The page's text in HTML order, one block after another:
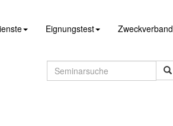
Eignungstest Zweckverband